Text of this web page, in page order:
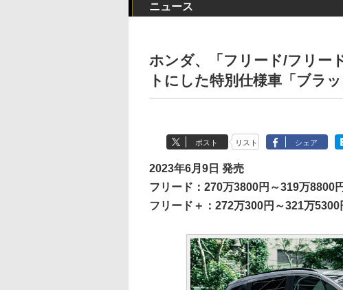
ニュース
ホンダ、「フリード/フリー
トにした特別仕様車「ブラ
ポスト リスト シェア
2023年6月9日 発売
フリード：270万3800円～319万8800円
フリード＋：272万300円～321万5300